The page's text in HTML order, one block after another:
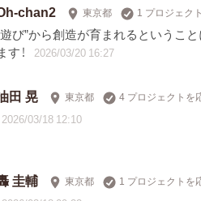
chan2 東京都 1 プロジェク
び”から創造が育まれるというこ
す！
2026/03/20 16:27
田 晃 東京都 4 プロジェクトを
2026/03/18 12:10
圭輔 東京都 1 プロジェクトを